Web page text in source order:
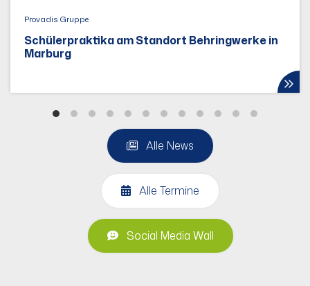
Provadis Gruppe
Schülerpraktika am Standort Behringwerke in
Marburg
Alle News
Alle Termine
Social Media Wall